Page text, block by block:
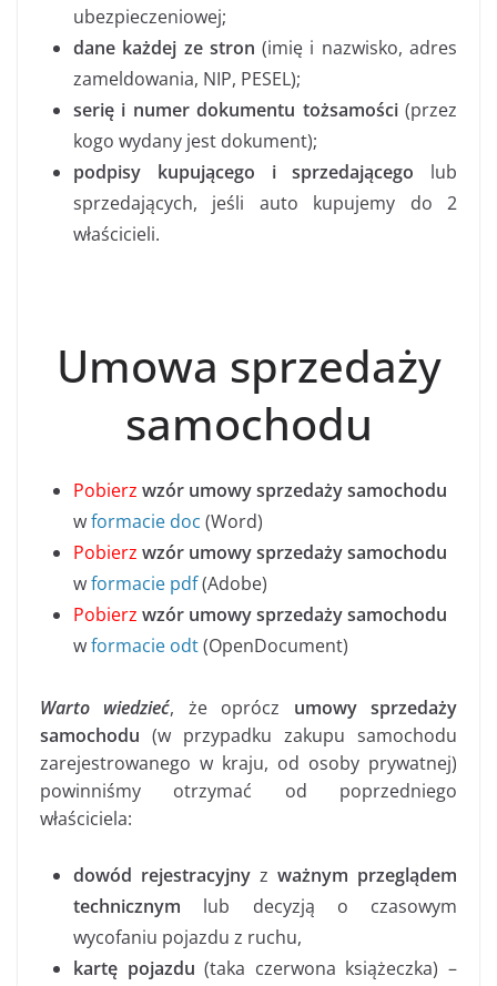
ubezpieczeniowej;
dane każdej ze stron (imię i nazwisko, adres
zameldowania, NIP, PESEL);
serię i numer dokumentu tożsamości (przez
kogo wydany jest dokument);
podpisy kupującego i sprzedającego lub
sprzedających, jeśli auto kupujemy do 2
właścicieli.
Umowa sprzedaży
samochodu
Pobierz wzór umowy sprzedaży samochodu
wformacie doc (Word)
Pobierz wzór umowy sprzedaży samochodu
wformacie pdf(Adobe)
Pobierz wzór umowy sprzedaży samochodu
wformacie odt(OpenDocument)
Warto wiedzieć, że oprócz umowy sprzedaży
samochodu (w przypadku zakupu samochodu
zarejestrowanego w kraju, od osoby prywatnej)
powinniśmy otrzymać od poprzedniego
właściciela:
dowód rejestracyjny z ważnym przeglądem
technicznym lub decyzją o czasowym
wycofaniu pojazdu z ruchu,
kartę pojazdu (taka czerwona książeczka) –